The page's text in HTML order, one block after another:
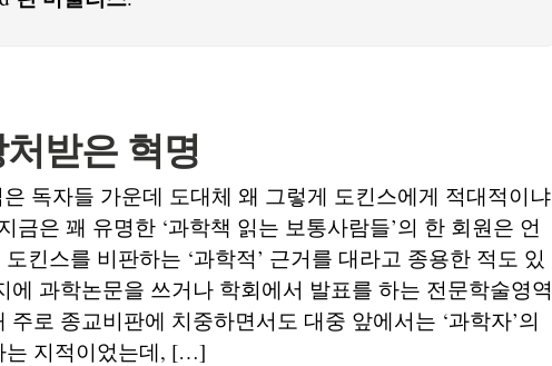
받은 혁명
독자들 가운데 도대체 왜 그렇게 도킨스에게 적대적이냐
금은 꽤 유명한 ‘과학책 읽는 보통사람들’의 한 회원은 언
킨스를 비판하는 ‘과학적’ 근거를 대라고 종용한 적도 있
에 과학논문을 쓰거나 학회에서 발표를 하는 전문학술영역
로 종교비판에 치중하면서도 대중 앞에서는 ‘과학자’의
는 지적이었는데, […]